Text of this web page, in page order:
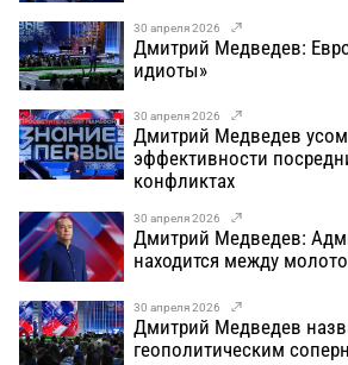
30 апреля 2026
Дмитрий Медведев:
идиоты»
30 апреля 2026
Дмитрий Медведев
эффективности
конфликтах
30 апреля 2026
Дмитрий Медведев:
находится между
30 апреля 2026
Дмитрий Медведев
геополитическим